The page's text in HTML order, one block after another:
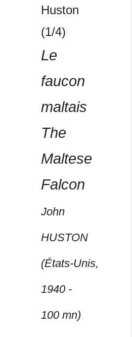
Huston
(1/4)
Le
faucon
maltais
The
Maltese
Falcon
John
HUSTON
(États-Unis,
1940 -
100 mn)